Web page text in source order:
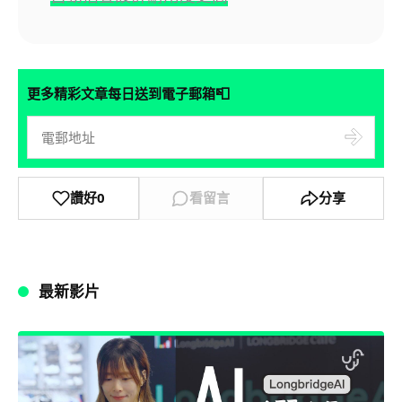
更多精彩文章每日送到電子郵箱📮
讚好0 看留言 分享
最新影片